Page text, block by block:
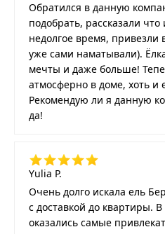
Обратился в данную
подобрать, рассказали что
недолгое время, привезли
уже сами наматывали).
мечты и даже больше!
атмосферно в доме, хоть и
Рекомендую ли я данную
да!
Yulia P.
Очень долго искала ель
с доставкой до квартиры.
оказались самые